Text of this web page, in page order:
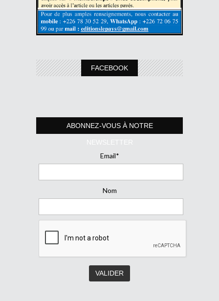
FACEBOOK
ABONNEZ-VOUS À NOTRE
NEWSLETTER
Email*
Nom